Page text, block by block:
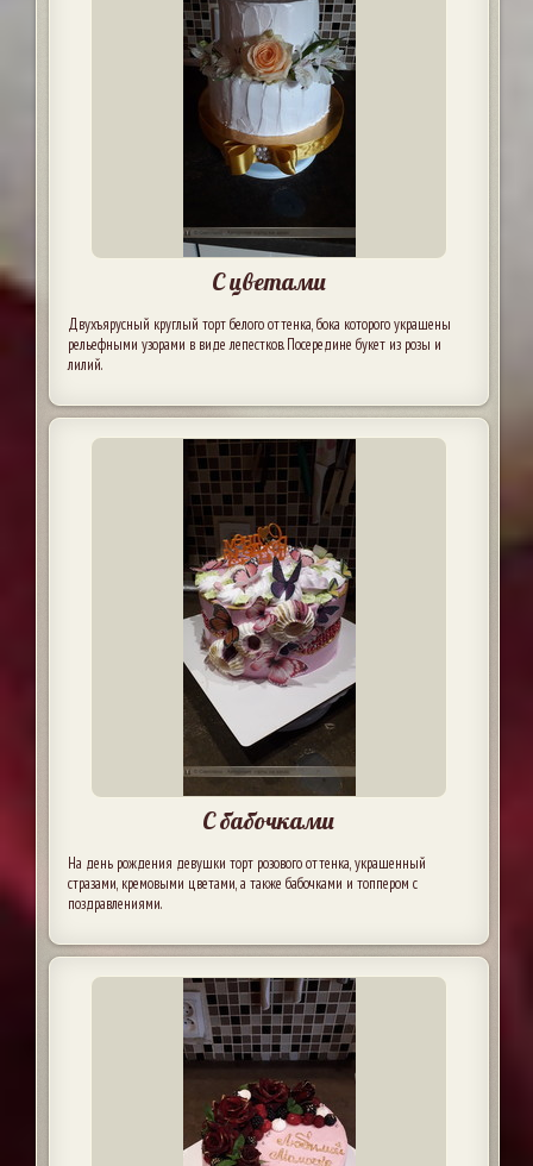
С цветами
Двухъярусный круглый торт белого оттенка, бока которого украшены
рельефными узорами в виде лепестков. Посередине букет из розы и
лилий.
С бабочками
На день рождения девушки торт розового оттенка, украшенный
стразами, кремовыми цветами, а также бабочками и топпером с
поздравлениями.